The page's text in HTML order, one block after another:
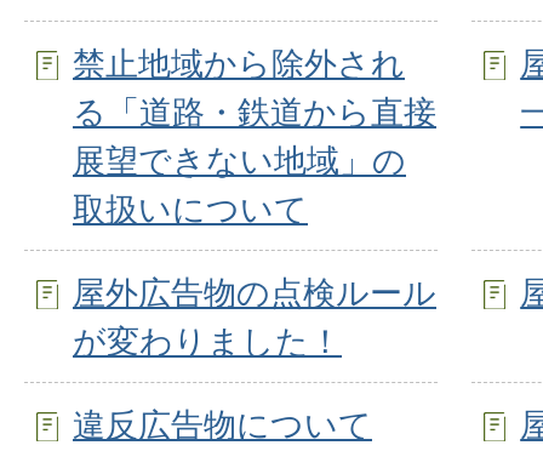
禁止地域から除外され
る「道路・鉄道から直接
展望できない地域」の
取扱いについて
屋外広告物の点検ルール
が変わりました！
違反広告物について